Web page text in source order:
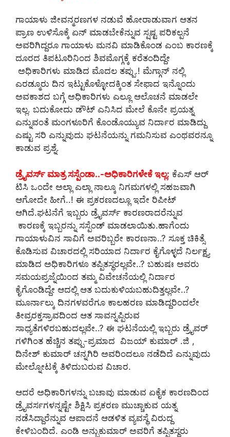
ಗಾಯಾಳು ಜೀವನ್ಮರಣಗಳ ನಡುವೆ ಹೋರಾಡುವಾಗ ಆತನ
ಪ್ರಾಣ ಉಳಿಸೊಕ್ಕೆ ಏನ್ ಮಾಡಬೇಕೆನ್ನುವ ಸ್ಷಷ್ಟ ಪರಿಕಲ್ಪನೆ
ಅವರಿಗಿದ್ದರೂ ಗಾಯಾಳು ಮನವಿ ಮಾಡಿಕೊಂಡ ಎಂಬ ಕಾರಣಕ್ಕೆ
ದೂರದ ತಿಪಟೂರಿನಿಂದ ಶಿವಮೊಗ್ಗಕ್ಕೆ ಕರೆತಂದಿದ್ದೇ
ಅಧಿಕಾರಿಗಳು ಮಾಡಿದ ಮೊದಲ ತಪ್ಪು.! ಮೆಗ್ಗಾನ್ ನಲ್ಲಿ
ಎರಡ್ಮೂರು ದಿನ ಇಟ್ಟುಕೊಳ್ಳೋದಕ್ಕಿಂತ ಸೇಫಾದ ಇನ್ನೊಂದು
ಅವಕಾಶದ ಬಗ್ಗೆ ಅಧಿಕಾರಿಗಳು ಎಲ್ಲೂ ಆಲೊಚನೆ ಮಾಡಲೇ
ಇಲ್ಲ. ಬದುಕೋದು ಡೌಟ್ ಎನಿಸಿದ ಮೇಲೆ ಕೊನೇ ಪ್ರಯತ್ನ
ಎನ್ನುವಂತೆ ಮಂಗಳೂರಿಗೆ ಕೊಂಡೊಯ್ಯುವ ನಿರ್ದಾರ ಮಾಡಿದ್ದು
ಎಷ್ಟು ಸರಿ ಎನ್ನುವುದು ಘಟನೆಯನ್ನು ಗಮನಿಸುವ ಎಂಥವರನ್ನೂ
ಕಾಡುವ ಪ್ರಶ್ನೆ.
ಡ್ರೈವರ್ಸ್ ಮಾತ್ರ ಸಸ್ಪೆಂಡಾ..-ಅಧಿಕಾರಿಗಳೇಕೆ ಇಲ್ಲ: ಕೆಎಸ್ ಆರ್
ಟಿಸಿ ಒಂದೇ ಅಲ್ಲಾ ಎಲ್ಲಾ ನಾಲ್ಕೂ ನಿಗಮಗಳಲ್ಲಿ ಸಹಜವಾಗಿ
ಆಗೋದೇ ಹೀಗೆ..! ಈ ಪ್ರಕರಣದಲ್ಲೂ ಇದೇ ರಿಪೀಟ್
ಆಗಿದೆ.ಘಟನೆಗೆ ಇಬ್ಬರು ಡ್ರೈವರ್ಸ್ ಕಾರಣರಾದರೆನ್ನುವ
ಕಾರಣಕ್ಕೆ ಇಬ್ಬರನ್ನು ಸಸ್ಪೆಂಡ್ ಮಾಡಲಾಯಿತು.ಹಾಗೆಂದು
ಗಾಯಾಳುವಿನ ಸಾವಿಗೆ ಅವರಿಬ್ಬರೇ ಕಾರಣನಾ..? ಸೂಕ್ತ ಚಿಕಿತ್ಸೆ
ಕೊಡಿಸುವ ವಿಚಾರದಲ್ಲಿ ಸರಿಯಾದ ನಿರ್ದಾರ ಕೈಗೊಳ್ಳದೆ ನಿರ್ಲಕ್ಷ್ಯ
ಮಾಡಿದ ಅಧಿಕಾರಿಗಳೂ ತಪ್ಪಿತಸ್ಥರಲ್ಲವೇ..? ಬಹುಷಃ ಅವರು
ಸಮಯಪ್ರಜ್ನೆಯಿಂದ ತಮ್ಮ ವಿವೇಚನೆಯಲ್ಲಿ ನಿರ್ದಾರ
ಕೈಗೊಂಡಿದ್ದೇ ಆದಲ್ಲಿ ಆತ ಬದುಕುಳಿಯಬಹುದಿತ್ತಲ್ಲವೇ..?
ಮೂರ್ನಾಲ್ಕು ದಿನಗಳವರೆಗೂ ಕಾಲಹರಣ ಮಾಡಿದ್ದರಿಂದಲೇ
ತೀವ್ರರಕ್ತಸ್ರಾವದಿಂದ ಆತ ಸಾವನ್ನಪ್ಪಿರುವ
ಸಾಧ್ಯತೆಗಳಿರಬಹುದಲ್ಲವೇ..? ಈ ಘಟನೆಯಲ್ಲಿ ಇಬ್ಬರು ಡ್ರೈವರ್
ಗಳಿಗಿಂತ ಹೆಚ್ಚಿನ ತಪ್ಪು-ಪ್ರಮಾದ ವಿಜಯ್ ಕುಮಾರ್ .ಜಿ ,
ದಿನೇಶ್ ಕುಮಾರ್ ಚನ್ನಗಿರಿ ಅವರಿಂದಲೂ ನಡೆದಿದೆ ಎನ್ನುವುದು
ಮೇಲ್ನೋಟಕ್ಕೆ ತಿಳಿದುಬರುವ ವಿಚಾರ.
ಆದರೆ ಅಧಿಕಾರಿಗಳನ್ನು ಬಚಾವು ಮಾಡುವ ಏಕೈಕ ಕಾರಣದಿಂದ
ಡ್ರೈವರ್ಸಗಳನ್ನಷ್ಟೇ ಶಿಕ್ಷಿಸಿ ಪ್ರಕರಣ ಮುಚ್ಚಾಕುವ ಯತ್ನ
ನಡೆಸಿದ್ದಾರೆನ್ನುವ ಆಪಾದನೆ ಆಡಳಿತ ವ್ಯವಸ್ಥೆ ವಿರುದ್ದ
ಕೇಳಿಬಂದಿದೆ. ಎಂಡಿ ಅನ್ಬುಕುಮಾರ್ ಅವರಿಗೆ ತಪ್ಪಿತಸ್ಥರು